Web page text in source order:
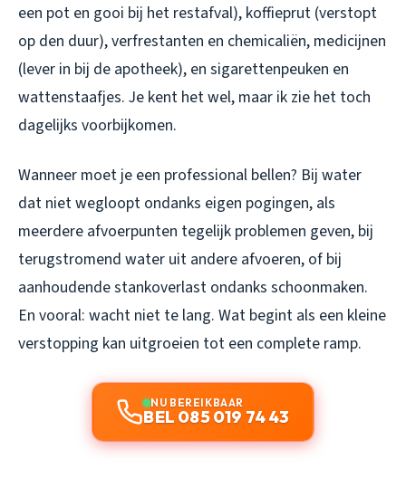
een pot en gooi bij het restafval), koffieprut (verstopt
op den duur), verfrestanten en chemicaliën, medicijnen
(lever in bij de apotheek), en sigarettenpeuken en
wattenstaafjes. Je kent het wel, maar ik zie het toch
dagelijks voorbijkomen.
Wanneer moet je een professional bellen? Bij water
dat niet wegloopt ondanks eigen pogingen, als
meerdere afvoerpunten tegelijk problemen geven, bij
terugstromend water uit andere afvoeren, of bij
aanhoudende stankoverlast ondanks schoonmaken.
En vooral: wacht niet te lang. Wat begint als een kleine
verstopping kan uitgroeien tot een complete ramp.
NU BEREIKBAAR
BEL 085 019 74 43